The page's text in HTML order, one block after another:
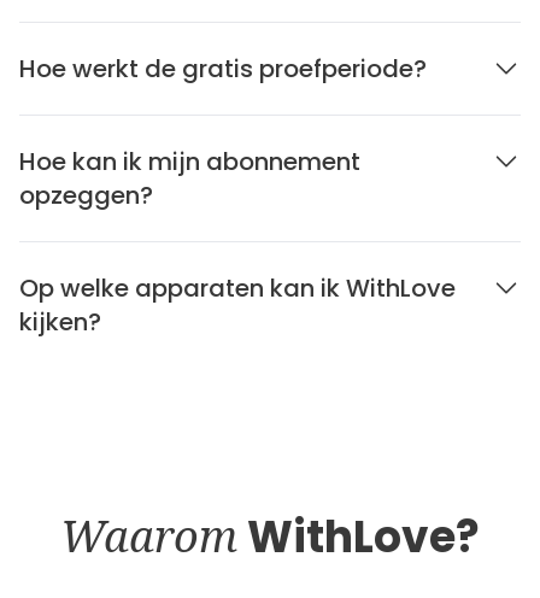
Hoe werkt de gratis proefperiode?
Hoe kan ik mijn abonnement
opzeggen?
Op welke apparaten kan ik WithLove
kijken?
WaaromWithLove?